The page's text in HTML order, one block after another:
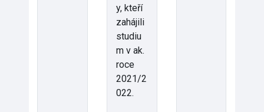
y, kteří
zahájili
studiu
m v ak.
roce
2021/2
022.